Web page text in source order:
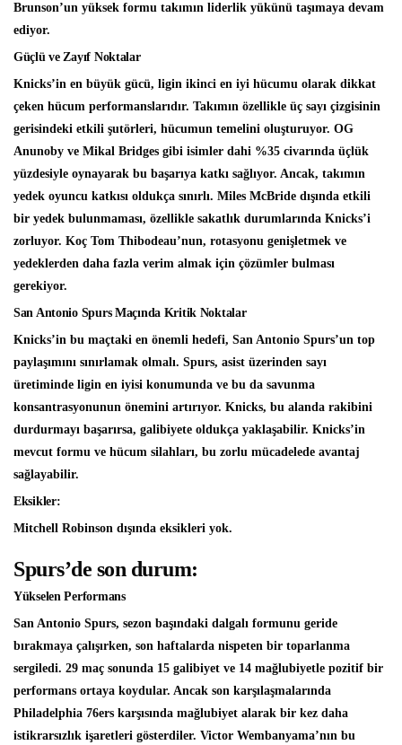
Brunson’un yüksek formu takımın liderlik yükünü taşımaya devam
ediyor.
Güçlü ve Zayıf Noktalar
Knicks’in en büyük gücü, ligin ikinci en iyi hücumu olarak dikkat
çeken hücum performanslarıdır. Takımın özellikle üç sayı çizgisinin
gerisindeki etkili şutörleri, hücumun temelini oluşturuyor. OG
Anunoby ve Mikal Bridges gibi isimler dahi %35 civarında üçlük
yüzdesiyle oynayarak bu başarıya katkı sağlıyor. Ancak, takımın
yedek oyuncu katkısı oldukça sınırlı. Miles McBride dışında etkili
bir yedek bulunmaması, özellikle sakatlık durumlarında Knicks’i
zorluyor. Koç Tom Thibodeau’nun, rotasyonu genişletmek ve
yedeklerden daha fazla verim almak için çözümler bulması
gerekiyor.
San Antonio Spurs Maçında Kritik Noktalar
Knicks’in bu maçtaki en önemli hedefi, San Antonio Spurs’un top
paylaşımını sınırlamak olmalı. Spurs, asist üzerinden sayı
üretiminde ligin en iyisi konumunda ve bu da savunma
konsantrasyonunun önemini artırıyor. Knicks, bu alanda rakibini
durdurmayı başarırsa, galibiyete oldukça yaklaşabilir. Knicks’in
mevcut formu ve hücum silahları, bu zorlu mücadelede avantaj
sağlayabilir.
Eksikler:
Mitchell Robinson dışında eksikleri yok.
Spurs’de son durum:
Yükselen Performans
San Antonio Spurs, sezon başındaki dalgalı formunu geride
bırakmaya çalışırken, son haftalarda nispeten bir toparlanma
sergiledi. 29 maç sonunda 15 galibiyet ve 14 mağlubiyetle pozitif bir
performans ortaya koydular. Ancak son karşılaşmalarında
Philadelphia 76ers karşısında mağlubiyet alarak bir kez daha
istikrarsızlık işaretleri gösterdiler. Victor Wembanyama’nın bu